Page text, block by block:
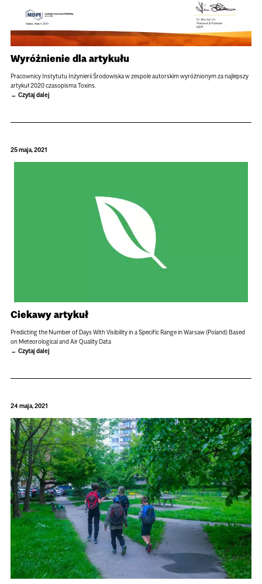
Wyróżnienie dla artykułu
Pracownicy Instytutu Inżynierii Środowiska w zespole autorskim wyróżnionym za najlepszy
artykuł 2020 czasopisma Toxins.
Czytaj dalej
25 maja, 2021
Ciekawy artykuł
Predicting the Number of Days With Visibility in a Specific Range in Warsaw (Poland) Based
on Meteorological and Air Quality Data
Czytaj dalej
24 maja, 2021